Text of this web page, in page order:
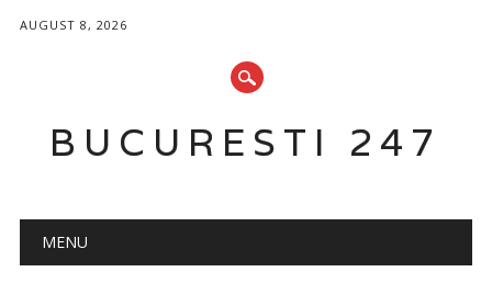
AUGUST 8, 2026
BUCURESTI 247
Main menu
MENU